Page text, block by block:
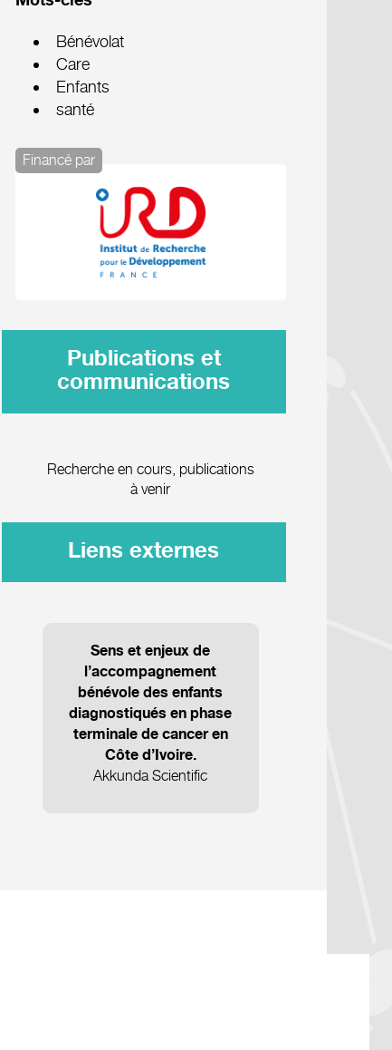
Bénévolat
Care
Enfants
santé
Financé par
Publications et
communications
Recherche en cours, publications
à venir
Liens externes
Sens et enjeux de
l’accompagnement
bénévole des enfants
diagnostiqués en phase
terminale de cancer en
Côte d’Ivoire.
Akkunda Scientific